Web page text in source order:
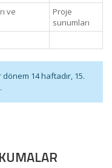
ve
Proje
sunumları
14 haftadır, 15.